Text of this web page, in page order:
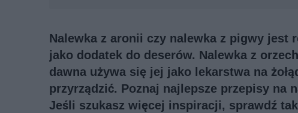
Nalewka z aronii czy nalewka z pigwy jest
jako dodatek do deserów. Nalewka z
dawna używa się jej jako lekarstwa na
przyrządzić. Poznaj najlepsze przepisy na
Jeśli szukasz więcej inspiracji, sprawdź